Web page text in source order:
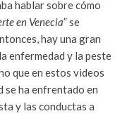
hablar sobre cómo
en Venecia” se
hay una gran
enfermedad y la peste
que en estos videos
se ha enfrentado en
y las conductas a